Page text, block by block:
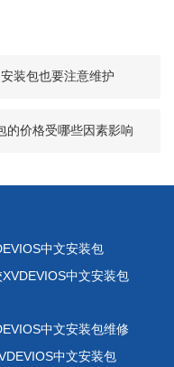
装包也要注意维护
的价格受哪些因素影响
中文安装包
XVDEVIOS中文安装包
中文安装包维修
中文安装包